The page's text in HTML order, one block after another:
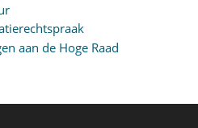
aan de Hoge Raad